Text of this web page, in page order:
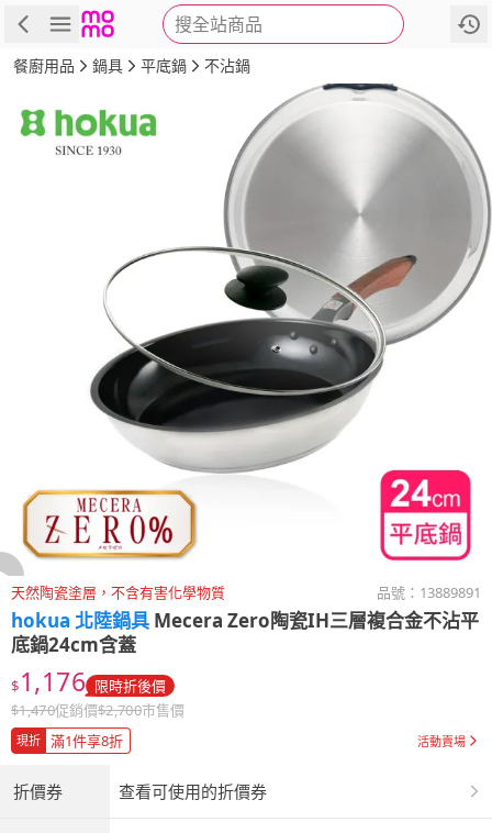
搜全站商品
商品 評價 詳情
餐廚用品 鍋具 平底鍋 不沾鍋
天然陶瓷塗層，不含有害化學物質 品號： 13889891
hokua 北陸鍋具 Mecera Zero陶瓷IH三層複合金不沾平
底鍋24cm含蓋
$1,176 限時折後價
$1,470促銷價$2,700市售價
現折 滿1件享8折 活動賣場
折價券 查看可使用的折價券